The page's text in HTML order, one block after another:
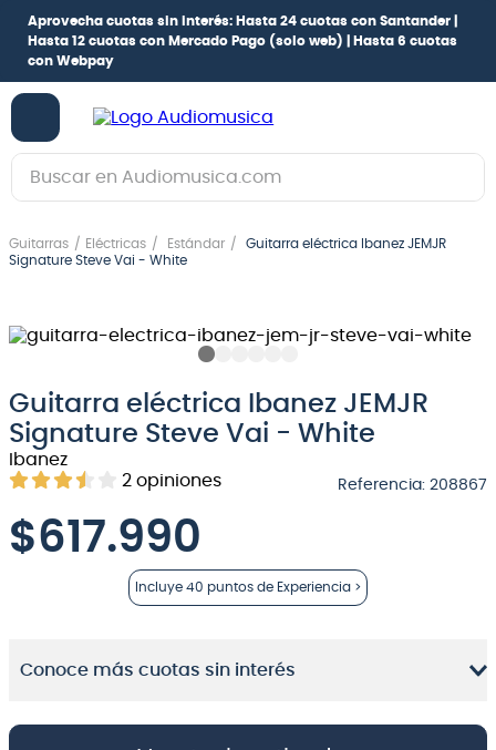
Aprovecha cuotas sin interés: Hasta 24 cuotas con Santander |
Hasta 12 cuotas con Mercado Pago (solo web) |
Hasta 6 cuotas
con Webpay
Buscar en Audiomusica.com
Guitarras Eléctricas Estándar
Guitarra eléctrica Ibanez JEMJR
Signature Steve Vai - White
Guitarra eléctrica Ibanez JEMJR
Signature Steve Vai - White
Ibanez
2 opiniones Referencia: 208867
$617.990
Incluye 40 puntos de Experiencia >
Conoce más cuotas sin interés
1.
guitarra electrica
3.
guitarra electroacústica
5.
amplificador
6.
guitarra
7.
teclado
8.
bateria
micrófono